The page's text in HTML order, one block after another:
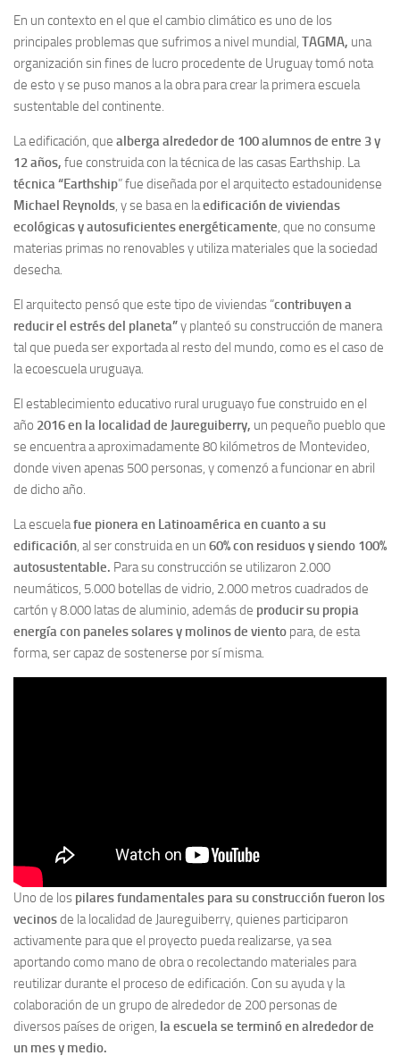
En un contexto en el que el cambio climático es uno de los
principales problemas que sufrimos a nivel mundial, TAGMA, una
organización sin fines de lucro procedente de Uruguay tomó nota
de esto y se puso manos a la obra para crear la primera escuela
sustentable del continente.
La edificación, que alberga alrededor de 100 alumnos de entre 3 y
12 años, fue construida con la técnica de las casas Earthship. La
técnica “Earthship” fue diseñada por el arquitecto estadounidense
Michael Reynolds , y se basa en laedificación de viviendas
ecológicas y autosuficientes energéticamente , que no consume
materias primas no renovables y utiliza materiales que la sociedad
desecha.
El arquitecto pensó que este tipo de viviendas “contribuyen a
reducir el estrés del planeta”y planteó su construcción de manera
tal que pueda ser exportada al resto del mundo, como es el caso de
la ecoescuela uruguaya.
El establecimiento educativo rural uruguayo fue construido en el
año 2016 en la localidad de Jaureguiberry, un pequeño pueblo que
se encuentra a aproximadamente 80 kilómetros de Montevideo,
donde viven apenas 500 personas, y comenzó a funcionar en abril
de dicho año.
La escuelafue pionera en Latinoamérica en cuanto a su
edificación , al ser construida en un 60% con residuos y siendo 100%
autosustentable. Para su construcción se utilizaron 2.000
neumáticos, 5.000 botellas de vidrio, 2.000 metros cuadrados de
cartón y 8.000 latas de aluminio, además de producir su propia
energía con paneles solares y molinos de viento para, de esta
forma, ser capaz de sostenerse por sí misma.
Uno de los pilares fundamentales para su construcción fueron los
vecinosde la localidad de Jaureguiberry, quienes participaron
activamente para que el proyecto pueda realizarse, ya sea
aportando como mano de obra o recolectando materiales para
reutilizar durante el proceso de edificación. Con su ayuda y la
colaboración de un grupo de alrededor de 200 personas de
diversos países de origen, la escuela se terminó en alrededor de
un mes y medio.